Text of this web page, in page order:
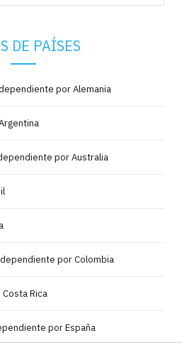
DE PAÍSES
por Alemania
por Australia
por Colombia
Costa Rica
por España